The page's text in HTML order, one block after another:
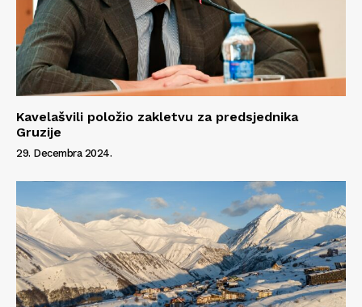
Info
O nama
Kontakt
Impressum
Kavelašvili položio zakletvu za predsjednika
Gruzije
29. Decembra 2024.